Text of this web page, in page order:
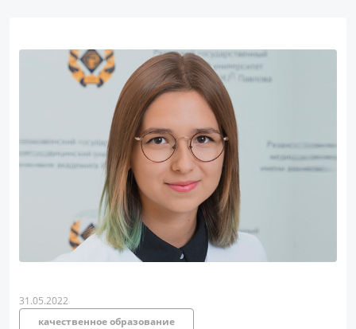
31.05.2022
качественное образование